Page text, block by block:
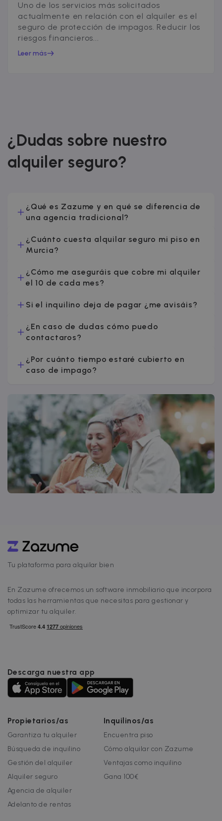
Uno de los servicios más solicitados
actualmente en relación con el alquiler es el
seguro de protección de impagos. Reducir los
riesgos financieros...
Leer más
¿Dudas sobre nuestro
alquiler seguro?
¿Qué es Zazume y en qué se diferencia de
una agencia tradicional?
¿Cuánto cuesta alquilar seguro mi piso en
Murcia?
¿Cómo me aseguráis que cobre mi alquiler
el 10 de cada mes?
Si el inquilino deja de pagar ¿me avisáis?
¿En caso de dudas cómo puedo
contactaros?
¿Por cuánto tiempo estaré cubierto en
caso de impago?
Tu plataforma para alquilar bien
En Zazume ofrecemos un software inmobiliario que incorpora
todas las herramientas que necesitas para gestionar y
optimizar tu alquiler.
Descarga nuestra app
Propietarios/as
Garantiza tu alquiler
Búsqueda de inquilino
Gestión del alquiler
Alquiler seguro
Agencia de alquiler
Adelanto de rentas
Inquilinos/as
Encuentra piso
Cómo alquilar con Zazume
Ventajas como inquilino
Gana 100€